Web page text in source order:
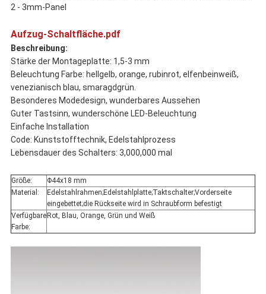
2 - 3mm-Panel
Aufzug-Schaltfläche.pdf
Beschreibung:
Stärke der Montageplatte: 1,5-3 mm
Beleuchtung Farbe: hellgelb, orange, rubinrot, elfenbeinweiß,
venezianisch blau, smaragdgrün.
Besonderes Modedesign, wunderbares Aussehen
Guter Tastsinn, wunderschöne LED-Beleuchtung
Einfache Installation
Code: Kunststofftechnik, Edelstahlprozess
Lebensdauer des Schalters: 3,000,000 mal
Größe:
Φ44x18 mm
Material:
Edelstahlrahmen;Edelstahlplatte;Taktschalter;Vorderseite
eingebettet;die Rückseite wird in Schraubform befestigt
Verfügbare
Farbe:
Rot, Blau, Orange, Grün und Weiß